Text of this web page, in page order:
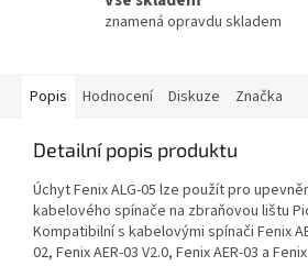
znamená opravdu skladem
Popis Hodnocení Diskuze Značka
Detailní popis produktu
Úchyt Fenix ALG-05 lze použít pro
kabelového spínače na zbraňovou lištu
Kompatibilní s kabelovými spínači Fenix
02, Fenix AER-03 V2.0, Fenix AER-03 a